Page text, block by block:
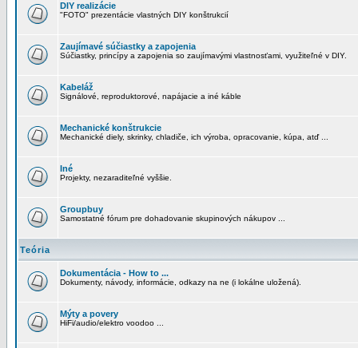
DIY realizácie
"FOTO" prezentácie vlastných DIY konštrukcií
Zaujímavé súčiastky a zapojenia
Súčiastky, princípy a zapojenia so zaujímavými vlastnosťami, využiteľné v DIY.
Kabeláž
Signálové, reproduktorové, napájacie a iné káble
Mechanické konštrukcie
Mechanické diely, skrinky, chladiče, ich výroba, opracovanie, kúpa, atď ...
Iné
Projekty, nezaraditeľné vyššie.
Groupbuy
Samostatné fórum pre dohadovanie skupinových nákupov ...
Teória
Dokumentácia - How to ...
Dokumenty, návody, informácie, odkazy na ne (i lokálne uložená).
Mýty a povery
HiFi/audio/elektro voodoo ...